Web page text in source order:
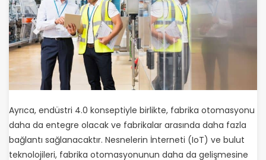
Ayrıca, endüstri 4.0 konseptiyle birlikte, fabrika otomasyonu
daha da entegre olacak ve fabrikalar arasında daha fazla
bağlantı sağlanacaktır. Nesnelerin İnterneti (IoT) ve bulut
teknolojileri, fabrika otomasyonunun daha da gelişmesine